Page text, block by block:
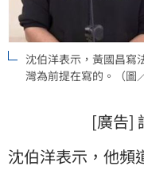
沈伯洋表示，黃國昌寫
灣為前提在寫的。（圖
[廣告]
沈伯洋表示，他頻